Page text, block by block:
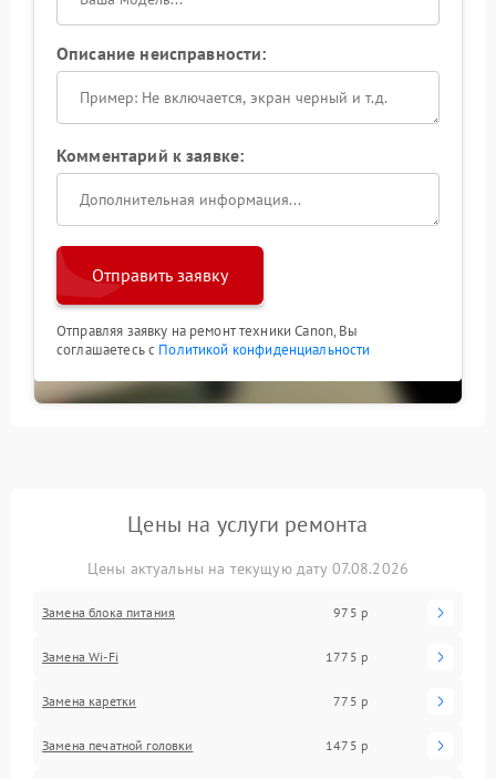
Описание неисправности:
Комментарий к заявке:
Отправить заявку
Отправляя заявку на ремонт техники Canon, Вы
соглашаетесь с Политикой конфиденциальности
Цены на услуги ремонта
Цены актуальны на текущую дату 07.08.2026
Замена блока питания 975 р
Замена Wi-Fi 1775 р
Замена каретки 775 р
Замена печатной головки 1475 р